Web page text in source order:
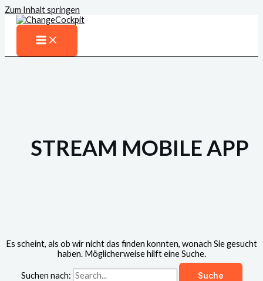
Zum Inhalt springen
STREAM MOBILE APP
Es scheint, als ob wir nicht das finden konnten, wonach Sie gesucht
haben. Möglicherweise hilft eine Suche.
Suchen nach: